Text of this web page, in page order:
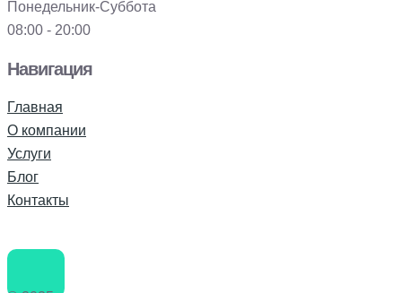
Понедельник-Суббота
08:00 - 20:00
Навигация
Главная
О компании
Услуги
Блог
Контакты